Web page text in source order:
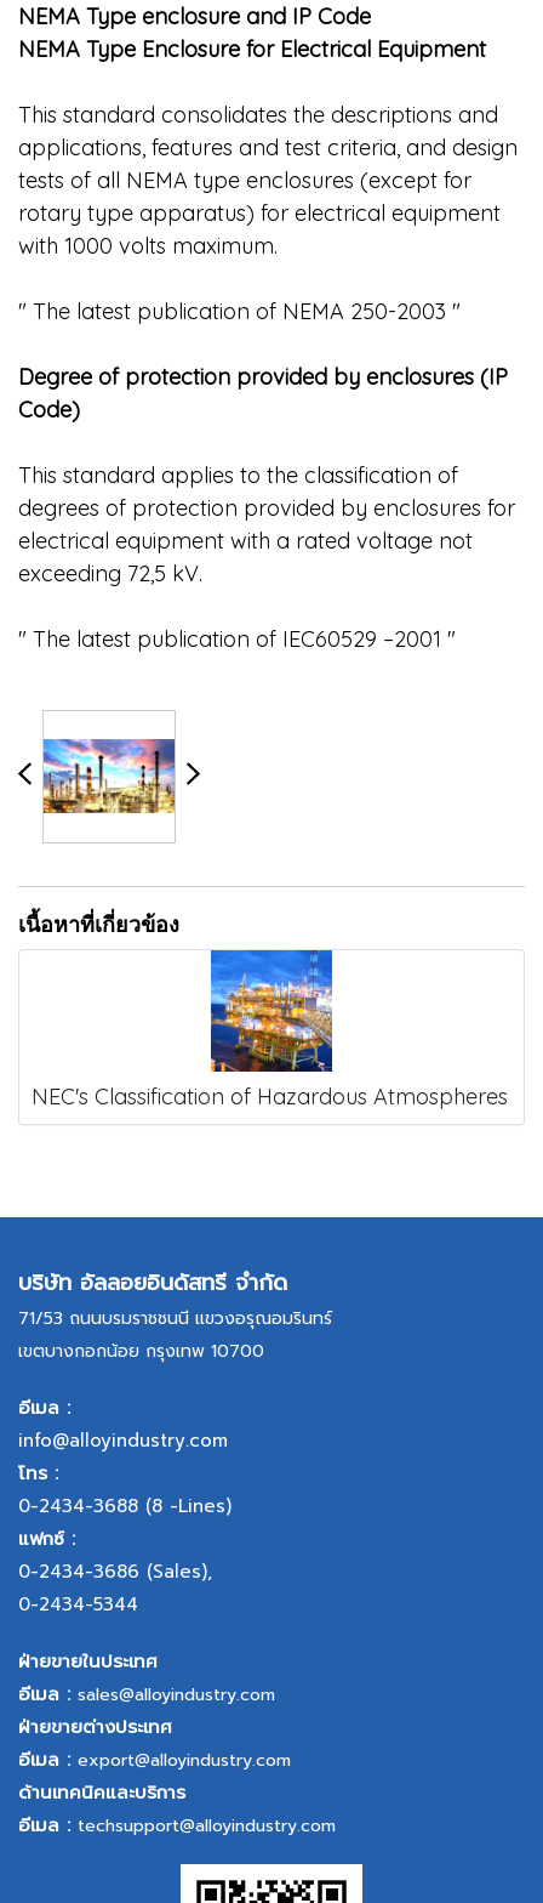
NEMA Type enclosure and IP Code
NEMA Type Enclosure for Electrical Equipment
This standard consolidates the descriptions and
applications, features and test criteria, and design
tests of all NEMA type enclosures (except for
rotary type apparatus) for electrical equipment
with 1000 volts maximum.
" The latest publication of NEMA 250-2003 "
Degree of protection provided by enclosures (IP
Code)
This standard applies to the classification of
degrees of protection provided by enclosures for
electrical equipment with a rated voltage not
exceeding 72,5 kV.
" The latest publication of IEC60529 –2001 "
เนื้อหาที่เกี่ยวข้อง
NEC's Classification of Hazardous Atmospheres
บริษัท อัลลอยอินดัสทรี จำกัด
71/53 ถนนบรมราชชนนี แขวงอรุณอมรินทร์
เขตบางกอกน้อย กรุงเทพ 10700
อีเมล :
info@alloyindustry.com
โทร :
0-2434-3688 (8 -Lines)
แฟกซ์ :
0-2434-3686 (Sales),
0-2434-5344
ฝ่ายขายในประเทศ
อีเมล : sales@alloyindustry.com
ฝ่ายขายต่างประเทศ
อีเมล : export@alloyindustry.com
ด้านเทคนิคและบริการ
อีเมล : techsupport@alloyindustry.com